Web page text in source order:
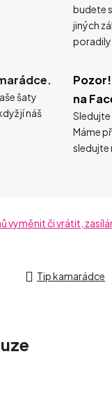
budete
jiných
poradily.
šaty
jí náš
na
Sledujte
Máme
sledujte
vyměnit či vrátit,
Tip kamarádce